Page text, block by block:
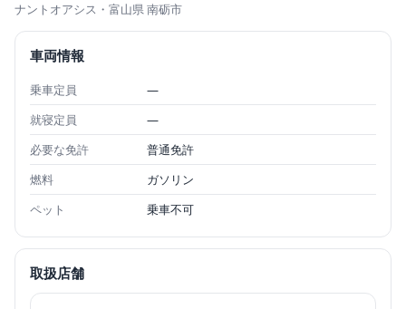
ナントオアシス ・富山県 南砺市
車両情報
乗車定員
—
就寝定員
—
必要な免許
普通免許
燃料
ガソリン
ペット
乗車不可
取扱店舗